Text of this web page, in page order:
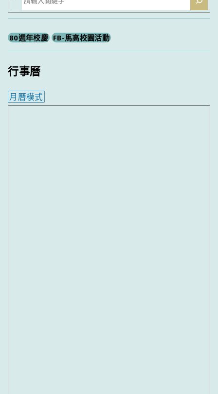
尋
80週年校慶 FB-馬高校園活動
行事曆
月曆模式